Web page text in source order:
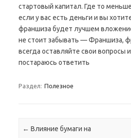
стартовый капитал. Где то
если у вас есть деньги и вы
франшиза будет лучшем
не стоит забывать — Франшиза,
всегда оставляйте свои вопросы
постараюсь ответить
Раздел: Полезное
Навигация по записям
← Влияние бумаги на